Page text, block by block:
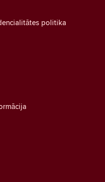
politika